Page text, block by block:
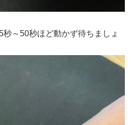
～50秒ほど動かず待ちましょ